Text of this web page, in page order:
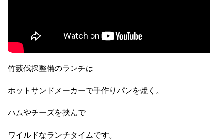
竹藪伐採整備のランチは
ホットサンドメーカーで手作りパンを焼く。
ハムやチーズを挟んで
ワイルドなランチタイムです。